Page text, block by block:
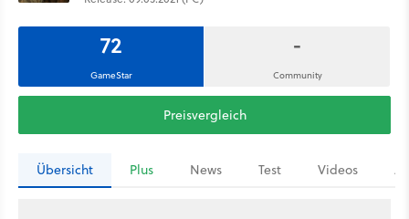
72
GameStar
-
Community
Preisvergleich
Übersicht Plus News Test Videos